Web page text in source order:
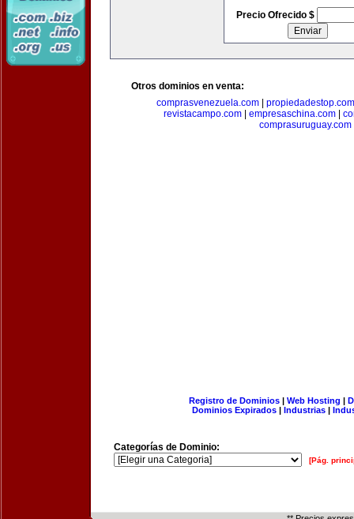
Precio Ofrecido $
Otros dominios en venta:
comprasvenezuela.com
propiedadestop.com
revistacampo.com
empresaschina.com
comprasuruguay.com
Registro de Dominios| Web Hosting |
Dominios Expirados | Industrias |
Categorías de Dominio:
[Pág.